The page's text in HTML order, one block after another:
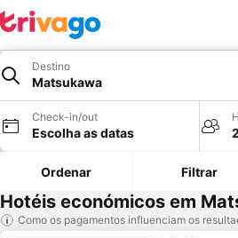
Destino
Matsukawa
Check-in/out
Escolha as datas
Ordenar Filtrar
Hotéis económicos em
Como os pagamentos influenciam os